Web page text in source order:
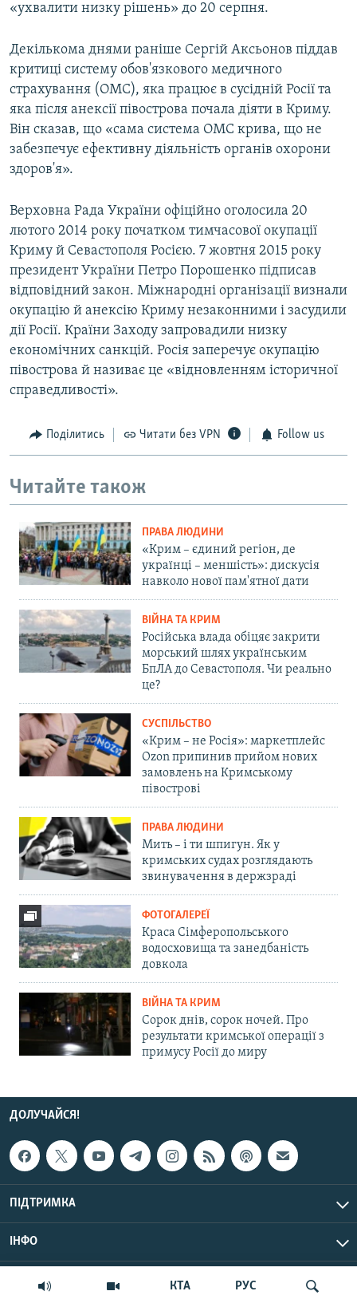
КТА РУС
«ухвалити низку рішень» до 20 серпня.
Декількома днями раніше Сергій Аксьонов піддав
критиці систему обов'язкового медичного
страхування (ОМС), яка працює в сусідній Росії та
яка після анексії півострова почала діяти в Криму.
Він сказав, що «сама система ОМС крива, що не
забезпечує ефективну діяльність органів охорони
здоров'я».
Верховна Рада України офіційно оголосила 20
лютого 2014 року початком тимчасової окупації
Криму й Севастополя Росією. 7 жовтня 2015 року
президент України Петро Порошенко підписав
відповідний закон. Міжнародні організації визнали
окупацію й анексію Криму незаконними і засудили
дії Росії. Країни Заходу запровадили низку
економічних санкцій. Росія заперечує окупацію
півострова й називає це «відновленням історичної
справедливості».
Поділитись Читати без VPN Follow us
Читайте також
ПРАВА ЛЮДИНИ
«Крим – єдиний регіон, де
українці – меншість»: дискусія
навколо нової пам'ятної дати
ВІЙНА ТА КРИМ
Російська влада обіцяє закрити
морський шлях українським
БпЛА до Севастополя. Чи реально
це?
СУСПІЛЬСТВО
«Крим – не Росія»: маркетплейс
Ozon припинив прийом нових
замовлень на Кримському
півострові
ПРАВА ЛЮДИНИ
Мить – і ти шпигун. Як у
кримських судах розглядають
звинувачення в держзраді
ФОТОГАЛЕРЕЇ
Краса Сімферопольського
водосховища та занедбаність
довкола
ВІЙНА ТА КРИМ
Сорок днів, сорок ночей. Про
результати кримської операції з
примусу Росії до миру
ДОЛУЧАЙСЯ!
ПІДТРИМКА
ІНФО
© Крим.Реалії, 2026 | Усі права застережено.